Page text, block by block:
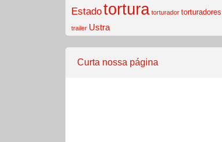
Estadotortura torturador torturadores
trailer Ustra
Curta nossa página